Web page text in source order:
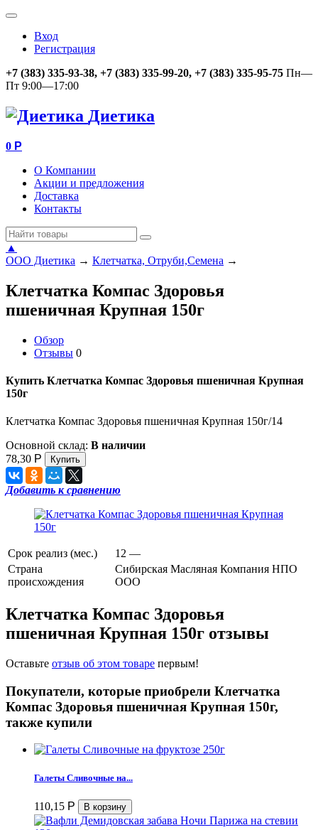
Вход
Регистрация
+7 (383) 335-93-38, +7 (383) 335-99-20, +7 (383) 335-95-75 Пн—
Пт 9:00—17:00
Диетика
0 Р
О Компании
Акции и предложения
Доставка
Контакты
▲
ООО Диетика → Клетчатка, Отруби,Семена →
Клетчатка Компас Здоровья
пшеничная Крупная 150г
Обзор
Отзывы 0
Купить Клетчатка Компас Здоровья пшеничная Крупная
150г
Клетчатка Компас Здоровья пшеничная Крупная 150г/14
Основной склад: В наличии
78,30 Р
Добавить к сравнению
Срок реализ (мес.)
12 —
Страна
происхождения
Сибирская Масляная Компания НПО
ООО
Клетчатка Компас Здоровья
пшеничная Крупная 150г отзывы
Оставьте отзыв об этом товаре первым!
Покупатели, которые приобрели Клетчатка
Компас Здоровья пшеничная Крупная 150г,
также купили
Галеты Сливочные на...
110,15 Р